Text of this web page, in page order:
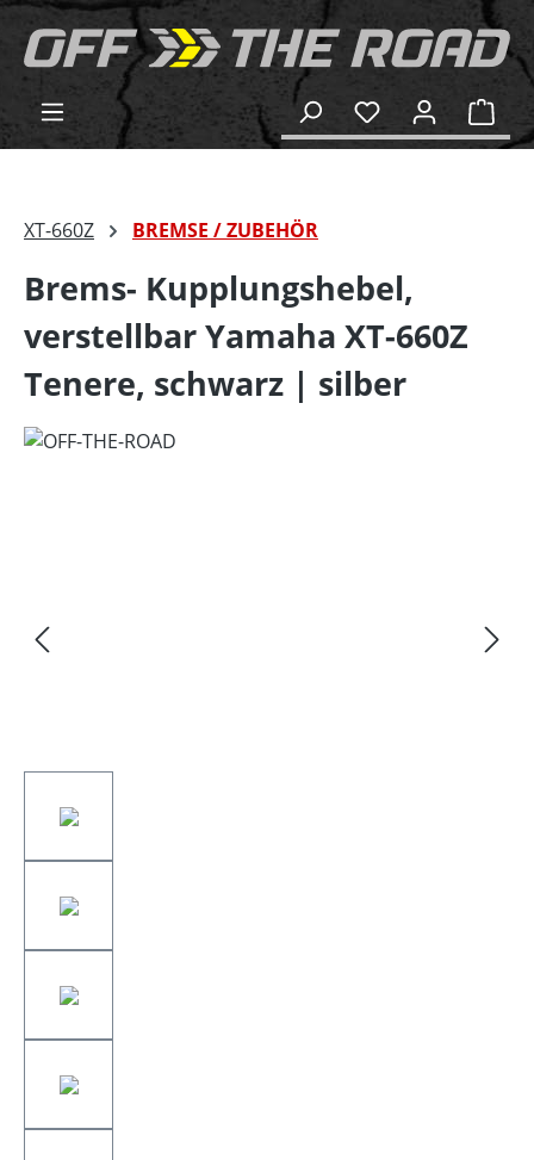
springen
XT-660Z BREMSE / ZUBEHÖR
Brems- Kupplungshebel,
verstellbar Yamaha XT-660Z
Tenere, schwarz | silber